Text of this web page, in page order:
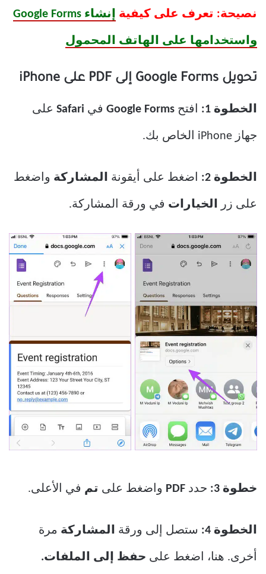
نصيحة: تعرف على كيفية إنشاء Google Forms
واستخدامها على الهاتف المحمول
تحويل Google Forms إلى PDF على iPhone
الخطوة 1: افتح في Safari على
جهاز iPhone الخاص بك.
الخطوة 2: اضغط على أيقونة المشاركة واضغط
على زر الخيارات في ورقة المشاركة.
خطوة 3: حدد PDF واضغط على تم في الأعلى.
الخطوة 4: ستصل إلى ورقة المشاركة مرة
أخرى. هنا، اضغط على حفظ إلى الملفات.